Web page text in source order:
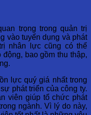
trọng trong quản trị
vào tuyển dụng và phát
nhân lực cũng có thể
bao gồm thu thập,
lực quý giá nhất trong
phát triển của công ty.
viên giúp tổ chức phát
ngành. Vì lý do này,